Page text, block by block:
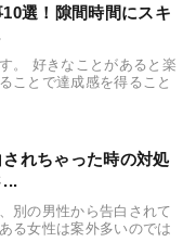
選！隙間時間にスキ
。 好きなことがあると楽
ことで達成感を得ること
れちゃった時の対処
...
別の男性から告白されて
る女性は案外多いのでは